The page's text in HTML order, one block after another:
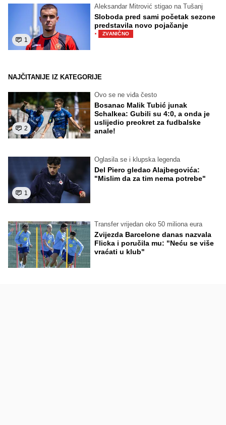
1
Aleksandar Mitrović stigao na Tušanj
Sloboda pred sami početak sezone
predstavila novo pojačanje
· ZVANIČNO
NAJČITANIJE IZ KATEGORIJE
2
Ovo se ne viđa često
Bosanac Malik Tubić junak
Schalkea: Gubili su 4:0, a onda je
uslijedio preokret za fudbalske
anale!
1
Oglasila se i klupska legenda
Del Piero gledao Alajbegovića:
"Mislim da za tim nema potrebe"
Transfer vrijedan oko 50 miliona eura
Zvijezda Barcelone danas nazvala
Flicka i poručila mu: "Neću se više
vraćati u klub"